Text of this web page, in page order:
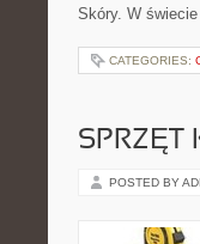
Skóry. W
CATEGORIES:
SPRZĘT
POSTED BY